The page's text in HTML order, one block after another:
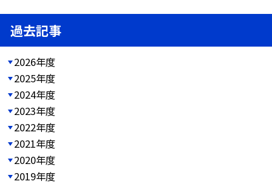
過去記事
2026年度
2025年度
2024年度
2023年度
2022年度
2021年度
2020年度
2019年度